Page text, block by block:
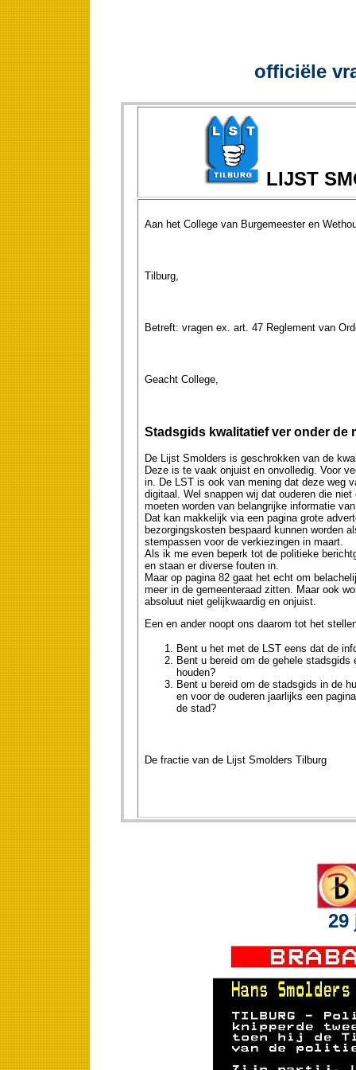
officiële
LIJST
Aan het College van Burgemeester en
Tilburg, 29
Betreft: vragen ex. art. 47 Reglement van
Geacht College,
Stadsgids kwalitatief ver onder de
De Lijst Smolders is geschrokken van de
Deze is te vaak onjuist en onvolledig. Voor
in. De LST is ook van mening dat deze weg
digitaal. Wel snappen wij dat ouderen die
moeten worden van belangrijke informatie
Dat kan makkelijk via een pagina grote
bezorgingskosten bespaard kunnen worden
stempassen voor de verkiezingen in maart.
Als ik me even beperk tot de politieke
en staan er diverse fouten in.
Maar op pagina 82 gaat het echt om
meer in de gemeenteraad zitten. Maar ook
absoluut niet gelijkwaardig en onjuist.
Een en ander noopt ons daarom tot het
Bent u het met de LST eens dat de
Bent u bereid om de gehele
houden?
Bent u bereid om de stadsgids in de
en voor de ouderen jaarlijks een
de stad?
De fractie van de Lijst Smolders Tilburg
29